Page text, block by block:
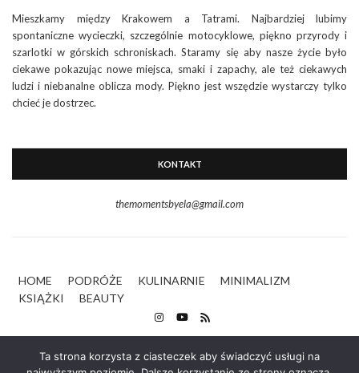
Mieszkamy między Krakowem a Tatrami. Najbardziej lubimy
spontaniczne wycieczki, szczególnie motocyklowe, piękno przyrody i
szarlotki w górskich schroniskach. Staramy się aby nasze życie było
ciekawe pokazując nowe miejsca, smaki i zapachy, ale też ciekawych
ludzi i niebanalne oblicza mody. Piękno jest wszędzie wystarczy tylko
chcieć je dostrzec.
KONTAKT
themomentsbyela@gmail.com
HOME PODRÓŻE KULINARNIE
MINIMALIZM
KSIĄŻKI
BEAUTY
Ta strona korzysta z ciasteczek aby świadczyć usługi na